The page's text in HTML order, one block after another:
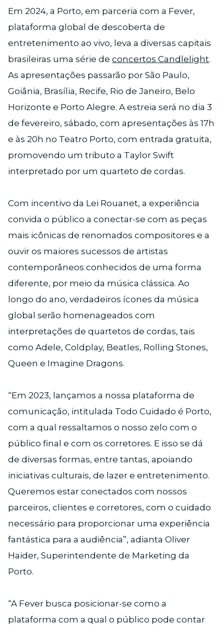
Em 2024, a Porto, em parceria com a Fever,
plataforma global de descoberta de
entretenimento ao vivo, leva a diversas capitais
brasileiras uma série de concertos Candlelight.
As apresentações passarão por São Paulo,
Goiânia, Brasília, Recife, Rio de Janeiro, Belo
Horizonte e Porto Alegre. A estreia será no dia 3
de fevereiro, sábado, com apresentações às 17h
e às 20h no Teatro Porto, com entrada gratuita,
promovendo um tributo a Taylor Swift
interpretado por um quarteto de cordas.
Com incentivo da Lei Rouanet, a experiência
convida o público a conectar-se com as peças
mais icônicas de renomados compositores e a
ouvir os maiores sucessos de artistas
contemporâneos conhecidos de uma forma
diferente, por meio da música clássica. Ao
longo do ano, verdadeiros ícones da música
global serão homenageados com
interpretações de quartetos de cordas, tais
como Adele, Coldplay, Beatles, Rolling Stones,
Queen e Imagine Dragons.
“Em 2023, lançamos a nossa plataforma de
comunicação, intitulada Todo Cuidado é Porto,
com a qual ressaltamos o nosso zelo com o
público final e com os corretores. E isso se dá
de diversas formas, entre tantas, apoiando
iniciativas culturais, de lazer e entretenimento.
Queremos estar conectados com nossos
parceiros, clientes e corretores, com o cuidado
necessário para proporcionar uma experiência
fantástica para a audiência”, adianta Oliver
Haider, Superintendente de Marketing da
Porto.
“A Fever busca posicionar-se como a
plataforma com a qual o público pode contar